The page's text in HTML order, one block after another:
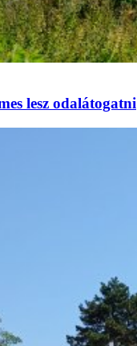
lesz odalátogatni